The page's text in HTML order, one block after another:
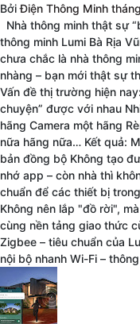
BởiĐiện Thông Minh
Nhà thông minh thật sự
thông minh Lumi Bà Rịa
chưa chắc là nhà thông
nhàng – bạn mới thật sự
Vấn đề thị trường hiện
chuyện” được với nhau
hãng Camera một hãng
nữa hãng nữa… Kết quả:
bản đồng bộ Không tạo
nhớ app – còn nhà thì
chuẩn để các thiết bị
Không nên lắp "đồ rời",
cùng nền tảng giao thức
Zigbee – tiêu chuẩn của
nội bộ nhanh Wi-Fi –